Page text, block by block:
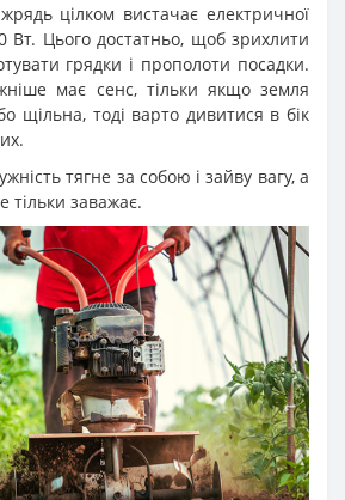
цілком вистачає електричної
Вт. Цього достатньо, щоб зрихлити
грядки і прополоти посадки.
має сенс, тільки якщо земля
щільна, тоді варто дивитися в бік
тягне за собою і зайву вагу, а
тільки заважає.